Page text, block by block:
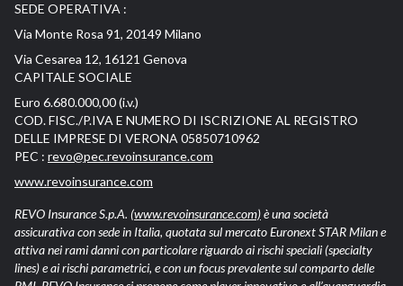
SEDE OPERATIVA :
Via Monte Rosa 91, 20149 Milano
Via Cesarea 12, 16121 Genova
CAPITALE SOCIALE
Euro 6.680.000,00 (i.v.)
COD. FISC./P.IVA E NUMERO DI ISCRIZIONE AL REGISTRO
DELLE IMPRESE DI VERONA 05850710962
PEC : revo@pec.revoinsurance.com
www.revoinsurance.com
REVO Insurance S.p.A. (www.revoinsurance.com)è una società
assicurativa con sede in Italia, quotata sul mercato Euronext STAR Milan e
attiva nei rami danni con particolare riguardo ai rischi speciali (specialty
lines) e ai rischi parametrici, e con un focus prevalente sul comparto delle